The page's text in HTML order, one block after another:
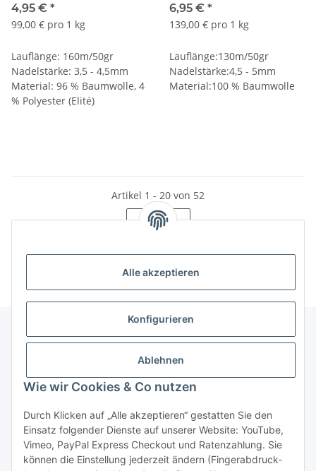
Alle akzeptieren
Konfigurieren
Ablehnen
Wie wir Cookies & Co nutzen
Durch Klicken auf „Alle akzeptieren“ gestatten Sie den
Einsatz folgender Dienste auf unserer Website: YouTube,
Vimeo, PayPal Express Checkout und Ratenzahlung. Sie
können die Einstellung jederzeit ändern (Fingerabdruck-
4,95 € *
99,00 € pro 1 kg
Lauflänge: 160m/50gr
Nadelstärke: 3,5 - 4,5mm
Material: 96 % Baumwolle, 4
% Polyester (Elité)
6,95 € *
139,00 € pro 1 kg
Lauflänge:130m/50gr
Nadelstärke:4,5 - 5mm
Material:100 % Baumwolle
Artikel 1 - 20 von 52
Seite1
Gesetzliche Informationen